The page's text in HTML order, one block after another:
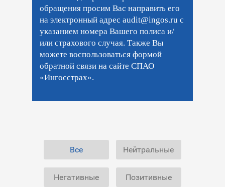
обращения просим Вас направить его
на электронный адрес audit@ingos.ru с
указанием номера Вашего полиса и/
или страхового случая. Также Вы
можете воспользоваться формой
обратной связи на сайте СПАО
«Ингосстрах».
Все Нейтральные
Негативные Позитивные